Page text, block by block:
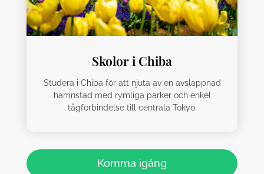
Skolor i Chiba
Studera i Chiba för att njuta av en avslappnad
hamnstad med rymliga parker och enkel
tågförbindelse till centrala Tokyo.
Komma igång